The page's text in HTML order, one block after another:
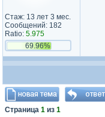
Стаж: 13 лет 3 мес.
Сообщений: 182
Ratio: 5.975
69.96%
Страница 1 из 1